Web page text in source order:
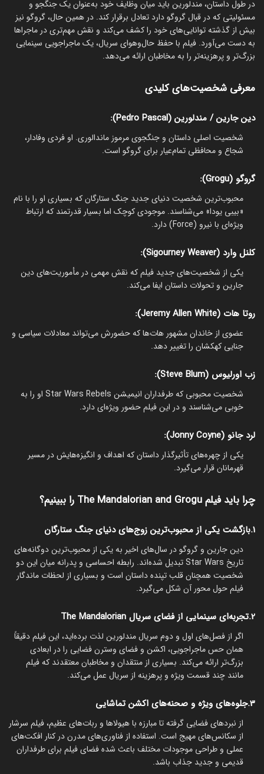
در طول داستان، مندلورین باید میان وظایف خود به‌عنوان یک جنگجو و
مسئولیتی که در قبال گروگو دارد تعادل برقرار کند. در همین حال، گروگو نیز
بیش از گذشته توانایی‌های خود را کشف می‌کند و نقش مهم‌تری در ماجراها
به دست می‌آورد. فیلم با حفظ حال‌وهوای سریال، یک ماجراجویی سینمایی
بزرگ‌تر و پرهزینه‌تر را به مخاطبان ارائه می‌دهد.
معرفی شخصیت‌های کلیدی
دین جارین / مندلورین (Pedro Pascal):
شخصیت اصلی داستان و جنگجوی مرموز ماندالوری. او فردی وفادار،
شجاع و محافظی تمام‌عیار برای گروگو است.
گروگو (Grogu):
محبوب‌ترین شخصیت دنیای جدید جنگ ستارگان که بسیاری او را با نام
«بیبی یودا» می‌شناسند. موجودی کوچک اما بسیار قدرتمند که ارتباط
ویژه‌ای با نیرو (Force) دارد.
کلنل وارد (Sigourney Weaver):
یکی از شخصیت‌های جدید فیلم که نقش مهمی در مأموریت‌های دین
جارین و تحولات داستان ایفا می‌کند.
روتا هات (Jeremy Allen White):
عضوی از خاندان مشهور هات‌ها که حضورش می‌تواند معادلات سیاسی و
جنایی کهکشان را تغییر دهد.
زب اورلیوس (Steve Blum):
شخصیت محبوبی که طرفداران انیمیشن Star Wars Rebels او را به
خوبی می‌شناسند و در این فیلم حضور ویژه‌ای دارد.
لرد جانو (Jonny Coyne):
یکی از چهره‌های تأثیرگذار داستان که اهداف و انگیزه‌هایش در مسیر
قهرمانان قرار می‌گیرد.
چرا باید فیلم The Mandalorian and Grogu را ببینیم؟
1.بازگشت یکی از محبوب‌ترین زوج‌های دنیای جنگ ستارگان
دین جارین و گروگو در سال‌های اخیر به یکی از محبوب‌ترین دوگانه‌های
تاریخ Star Wars تبدیل شده‌اند. رابطه احساسی و پدرانه میان این دو
شخصیت همچنان قلب تپنده داستان است و بسیاری از لحظات ماندگار
فیلم حول محور آن شکل می‌گیرد.
2.تجربه‌ای سینمایی از فضای سریال The Mandalorian
اگر از فصل‌های اول و دوم سریال مندلورین لذت برده‌اید، این فیلم دقیقاً
همان حس ماجراجویی، اکشن و فضای وسترن فضایی را در ابعادی
بزرگ‌تر ارائه می‌کند. بسیاری از منتقدان و مخاطبان معتقدند که فیلم
مانند چند قسمت ویژه و پرهزینه از سریال عمل می‌کند.
3.جلوه‌های ویژه و صحنه‌های اکشن تماشایی
از نبردهای فضایی گرفته تا مبارزه با هیولاها و ربات‌های عظیم، فیلم سرشار
از سکانس‌های مهیج است. استفاده از فناوری‌های مدرن در کنار افکت‌های
عملی و طراحی موجودات مختلف باعث شده فضای فیلم برای طرفداران
قدیمی و جدید جذاب باشد.